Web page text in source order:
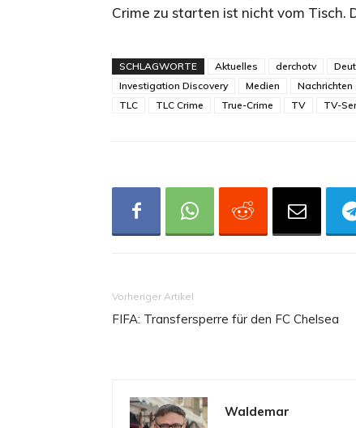
Crime zu starten ist nicht vom Tisch.
SCHLAGWORTE Aktuelles derchotv
Investigation Discovery
Medien Nachrichten
TLC
TLC Crime True-Crime TV TV-
Vorheriger Artikel
FIFA: Transfersperre für den FC Chelsea
Waldemar